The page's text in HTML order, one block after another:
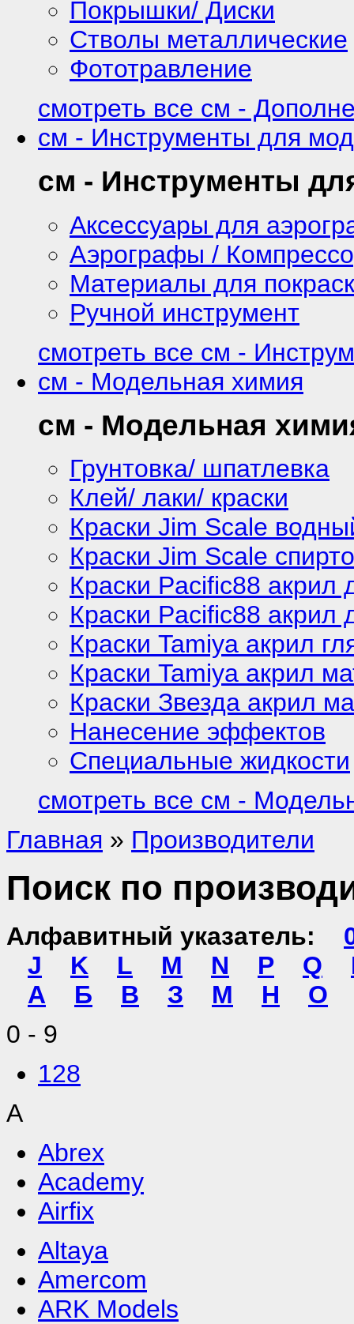
Покрышки/ Диски
Стволы металлические
Фототравление
смотреть все см -
см - Инструменты для
см - Инструменты
Аксессуары для
Аэрографы /
Материалы для
Ручной инструмент
смотреть все см -
см - Модельная химия
см - Модельная
Грунтовка/ шпатлевка
Клей/ лаки/ краски
Краски Jim Scale
Краски Jim Scale
Краски Pacific88 акрил
Краски Pacific88 акрил
Краски Tamiya акрил
Краски Tamiya акрил
Краски Звезда акрил
Нанесение эффектов
Специальные жидкости
смотреть все см -
Главная » Производители
Поиск по
Алфавитный указатель:
J
K L M N P Q
А
Б В З М Н
О
0 - 9
128
A
Abrex
Academy
Airfix
Altaya
Amercom
ARK Models